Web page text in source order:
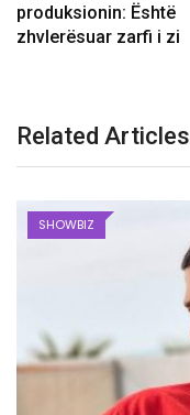
produksionin: Është
zhvlerësuar zarfi i zi
Related Articles
SHOWBIZ